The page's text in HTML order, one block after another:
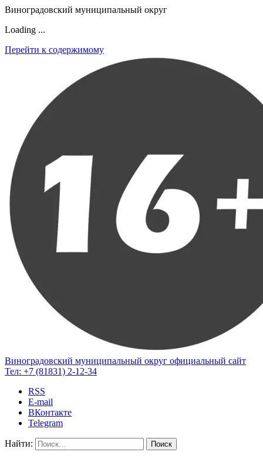
Виноградовский муниципальный округ
Loading ...
Перейти к содержимому
Виноградовский муниципальный округ официальный сайт
Тел: +7 (81831) 2-12-34
RSS
E-mail
ВКонтакте
Telegram
Найти: